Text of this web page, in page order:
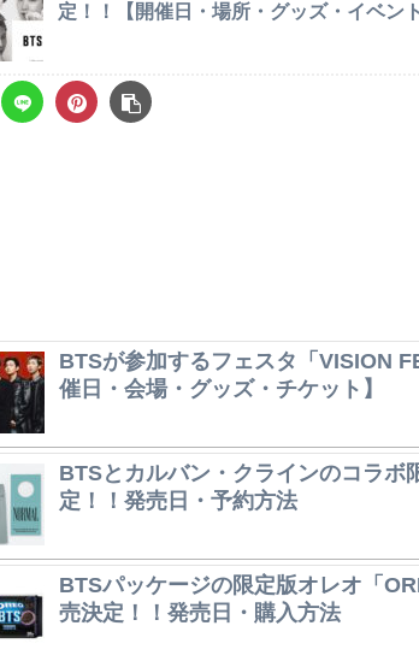
定！！【開催日・場所・グッズ・イベン
BTSが参加するフェスタ「VISION
催日・会場・グッズ・チケット】
BTSとカルバン・クラインのコラボ
定！！発売日・予約方法
BTSパッケージの限定版オレオ「
売決定！！発売日・購入方法